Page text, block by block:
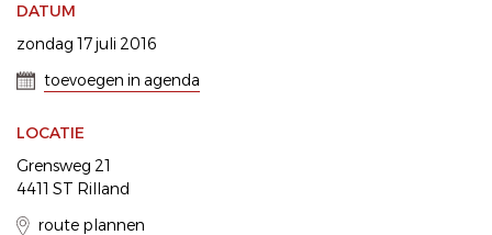
DATUM
zondag 17 juli 2016
toevoegen in agenda
LOCATIE
Grensweg 21
4411 ST Rilland
route plannen